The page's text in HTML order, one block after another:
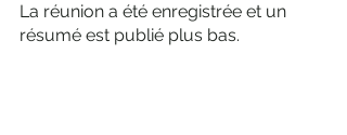
La réunion a été enregistrée et un
résumé est publié plus bas.